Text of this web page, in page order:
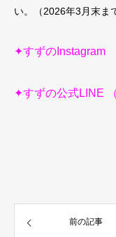
い。（2026年3月末ま
✦すずのInstagram
✦すずの公式LINE
前の記事